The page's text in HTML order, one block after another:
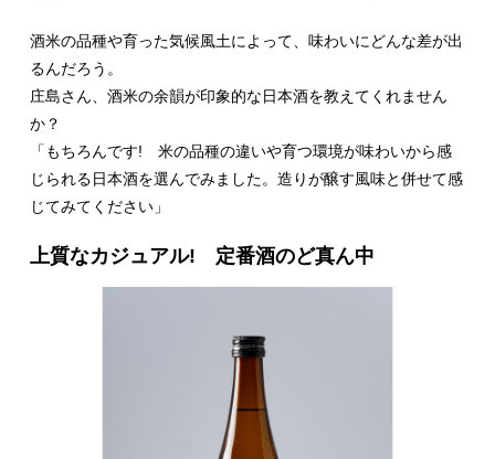
酒米の品種や育った気候風土によって、味わいにどんな差が出
るんだろう。
庄島さん、酒米の余韻が印象的な日本酒を教えてくれません
か？
「もちろんです! 米の品種の違いや育つ環境が味わいから感
じられる日本酒を選んでみました。造りが醸す風味と併せて感
じてみてください」
上質なカジュアル! 定番酒のど真ん中